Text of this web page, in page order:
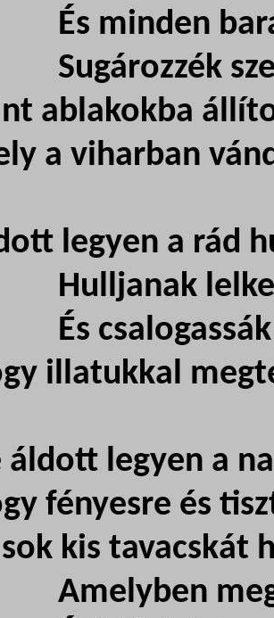
minden
ablakokba
a viharban
legyen a rád
csalogassák
illatukkal
áldott legyen a
fényesre és
sok kis tavacskát